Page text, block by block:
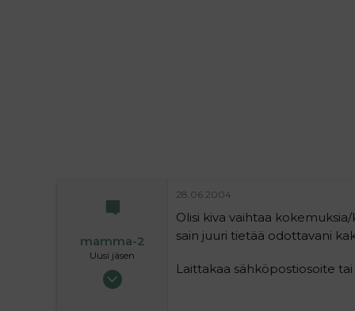
mamma-2
Uusi jäsen
28.06.2004
28.06.2004
Olisi kiva vaihtaa
sain juuri tietää odottavani
Laittakaa sähköpostiosoite